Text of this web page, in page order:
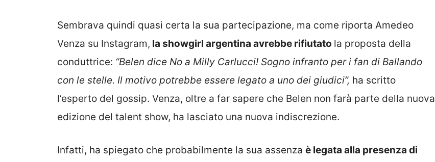
Sembrava quindi quasi certa la sua partecipazione, ma come riporta Amedeo
Venza su Instagram, la showgirl argentina avrebbe rifiutato la proposta della
conduttrice: “Belen dice No a Milly Carlucci! Sogno infranto per i fan di Ballando
con le stelle. Il motivo potrebbe essere legato a uno dei giudici”, ha scritto
l’esperto del gossip. Venza, oltre a far sapere che Belen non farà parte della nuova
edizione del talent show, ha lasciato una nuova indiscrezione.
Infatti, ha spiegato che probabilmente la sua assenza è legata alla presenza di